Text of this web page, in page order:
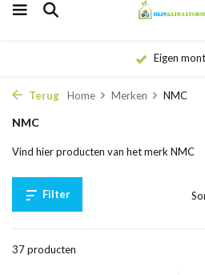
Eigen
Terug Home Merken NMC
NMC
Vind hier producten van het merk NMC
Filter
37 producten